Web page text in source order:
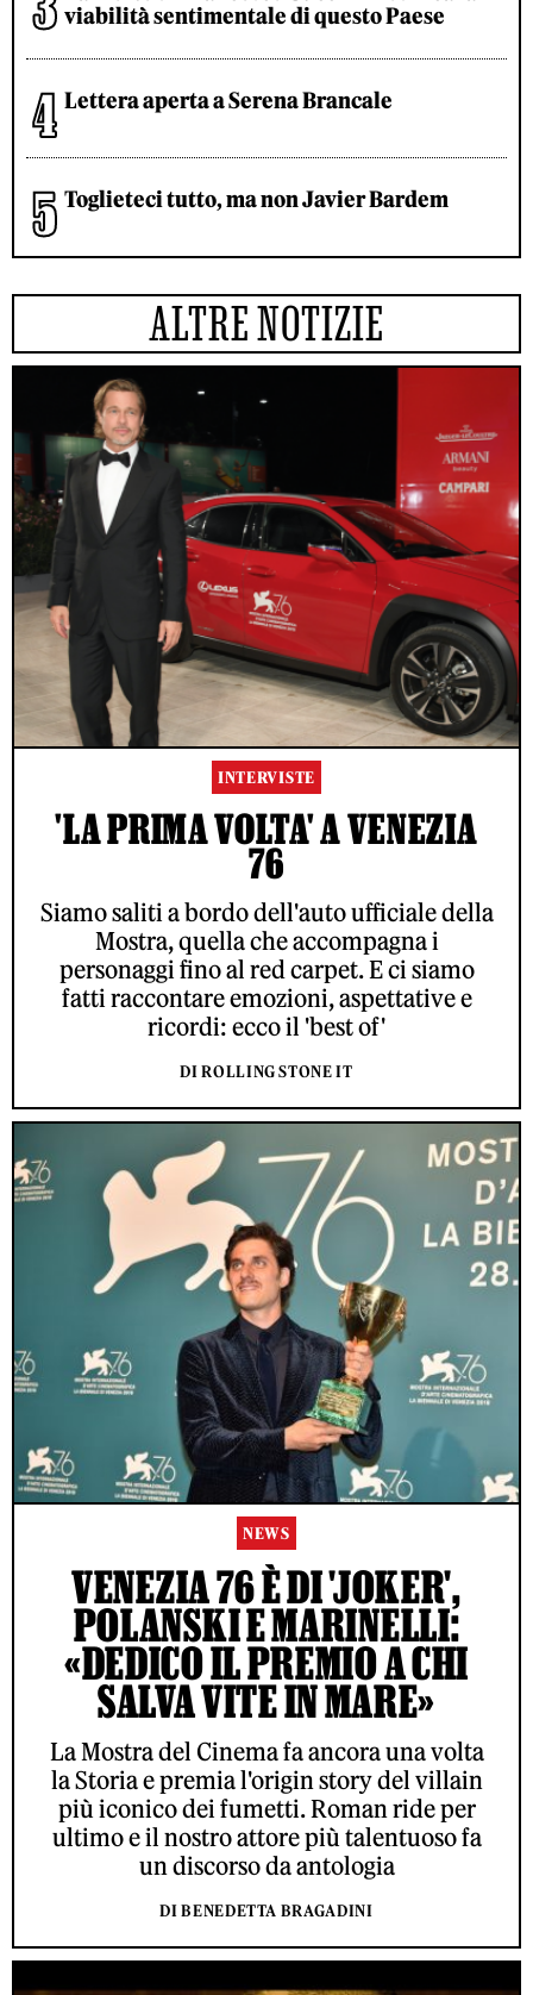
viabilità sentimentale di questo Paese
Lettera aperta a Serena Brancale
Toglieteci tutto, ma non Javier Bardem
ALTRE NOTIZIE
INTERVISTE
'LA PRIMA VOLTA' A VENEZIA
76
Siamo saliti a bordo dell'auto ufficiale della
Mostra, quella che accompagna i
personaggi fino al red carpet. E ci siamo
fatti raccontare emozioni, aspettative e
ricordi: ecco il 'best of'
DI ROLLING STONE IT
NEWS
VENEZIA 76 È DI 'JOKER',
POLANSKI E MARINELLI:
«DEDICO IL PREMIO A CHI
SALVA VITE IN MARE»
La Mostra del Cinema fa ancora una volta
la Storia e premia l'origin story del villain
più iconico dei fumetti. Roman ride per
ultimo e il nostro attore più talentuoso fa
un discorso da antologia
DI BENEDETTA BRAGADINI